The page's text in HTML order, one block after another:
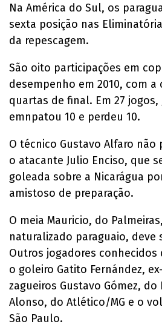
Na América do Sul, os
sexta posição nas
da repescagem.
São oito participações em
desempenho em 2010, com a
quartas de final. Em 27 jogos,
emnpatou 10 e perdeu 10.
O técnico Gustavo Alfaro
o atacante Julio Enciso, que
goleada sobre a Nicarágua
amistoso de preparação.
O meia Mauricio, do
naturalizado paraguaio,
Outros jogadores conhecidos
o goleiro Gatito Fernández,
zagueiros Gustavo Gómez, do
Alonso, do Atlético/MG e o
São Paulo.